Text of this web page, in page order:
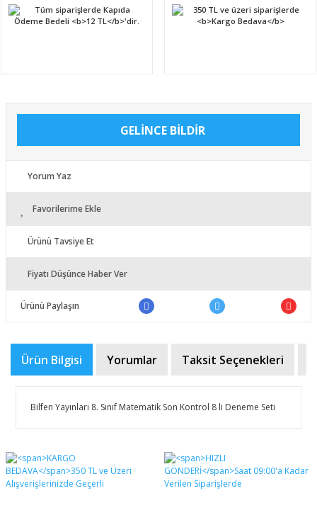
GELİNCE BİLDİR
Yorum Yaz
Favorilerime Ekle
Ürünü Tavsiye Et
Fiyatı Düşünce Haber Ver
Ürünü Paylaşın
Ürün Bilgisi Yorumlar Taksit Seçenekleri
Bilfen Yayınları 8. Sınıf Matematik Son Kontrol 8 li Deneme Seti
Bu ürüne ilk yorumu siz yapın!
Bu ürünün fiyat bilgisi, resim, ürün açıklamalarında ve
diğer konularda yetersiz gördüğünüz noktaları öneri
formunu kullanarak tarafımıza iletebilirsiniz.
Görüş ve önerileriniz için teşekkür ederiz.